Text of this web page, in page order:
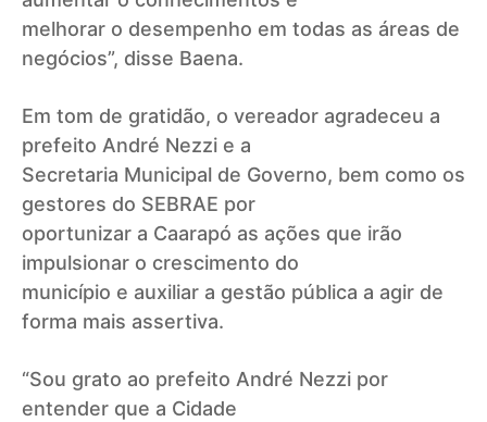
melhorar o desempenho em todas as áreas de
negócios”, disse Baena.
Em tom de gratidão, o vereador agradeceu a
prefeito André Nezzi e a
Secretaria Municipal de Governo, bem como os
gestores do SEBRAE por
oportunizar a Caarapó as ações que irão
impulsionar o crescimento do
município e auxiliar a gestão pública a agir de
forma mais assertiva.
“Sou grato ao prefeito André Nezzi por
entender que a Cidade